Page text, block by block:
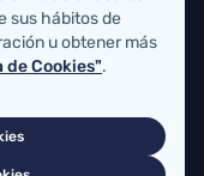
sus hábitos de
u obtener más
Cookies".